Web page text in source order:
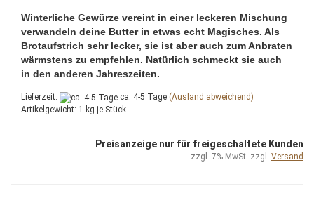
Winterliche Gewürze vereint in einer leckeren Mischung
verwandeln deine Butter in etwas echt Magisches. Als
Brotaufstrich sehr lecker, sie ist aber auch zum Anbraten
wärmstens zu empfehlen. Natürlich schmeckt sie auch
in den anderen Jahreszeiten.
Lieferzeit: ca. 4-5 Tage (Ausland abweichend)
Artikelgewicht: 1 kg je Stück
Preisanzeige nur für freigeschaltete Kunden
zzgl. 7% MwSt. zzgl. Versand